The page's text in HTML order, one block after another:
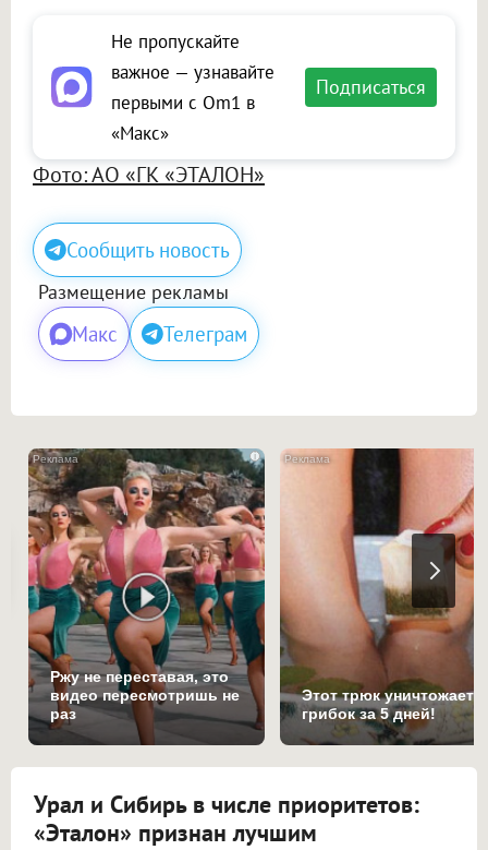
Не пропускайте
важное — узнавайте
первыми с Om1 в
«Макс»
Подписаться
Фото: АО «ГК «ЭТАЛОН»
Сообщить новость
Размещение рекламы
Макс Телеграм
i
Ржу не переставая, это
видео пересмотришь не
раз
Этот трюк уничтожает
грибок за 5 дней!
Урал и Сибирь в числе приоритетов:
«Эталон» признан лучшим